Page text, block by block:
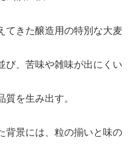
てきた醸造用の特別な大麦
び、苦味や雑味が出にくい
を生み出す。
背景には、粒の揃いと味の